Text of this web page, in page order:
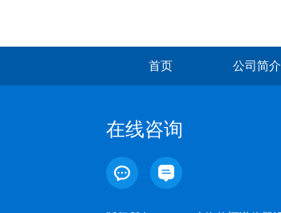
首页 公司简介
在线咨询